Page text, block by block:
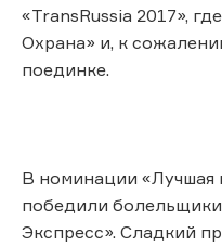
«TransRussia 2017»,
Охрана» и, к
поединке.
В номинации «Лучшая
победили
Экспресс». Сладкий